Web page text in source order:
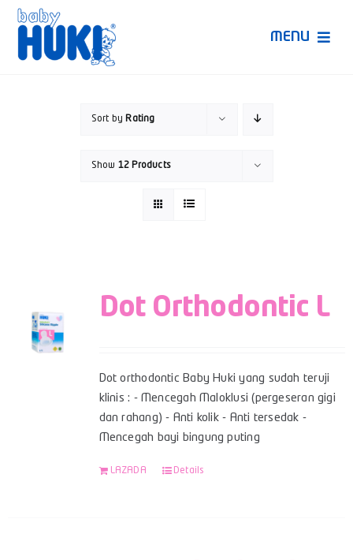
Skip
content
MENU
Sort by Rating
Show 12 Products
Dot Orthodontic L
Dot orthodontic Baby Huki yang sudah teruji
klinis : - Mencegah Maloklusi (pergeseran gigi
dan rahang) - Anti kolik - Anti tersedak -
Mencegah bayi bingung puting
LAZADA Details